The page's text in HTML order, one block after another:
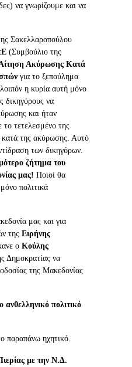
να γνωρίζουμε και να
Σακελλαροπούλου
(Συμβούλιο της
Ακύρωσης Κατά
για το ξεπούλημα
η κυρία αυτή μόνο
δικηγόρους να
και ήταν
το τετελεσμένο της
της ακύρωσης. Αυτό
των δικηγόρων.
ζήτημα του
μας! Ποιοί θα
πολιτικά
μας και για
της Ειρήνης
ο Κούλης
Δημοκρατίας να
της Μακεδονίας
πολιτικό
ηχητικό.
με την Ν.Δ.